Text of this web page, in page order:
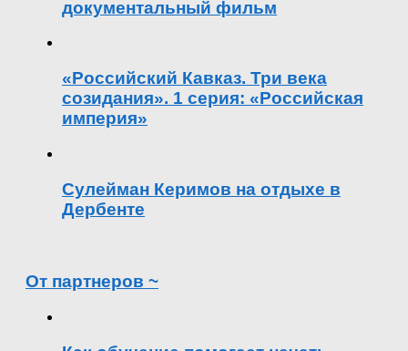
документальный фильм
«Российский Кавказ. Три века
созидания». 1 серия: «Российская
империя»
Сулейман Керимов на отдыхе в
Дербенте
От партнеров ~